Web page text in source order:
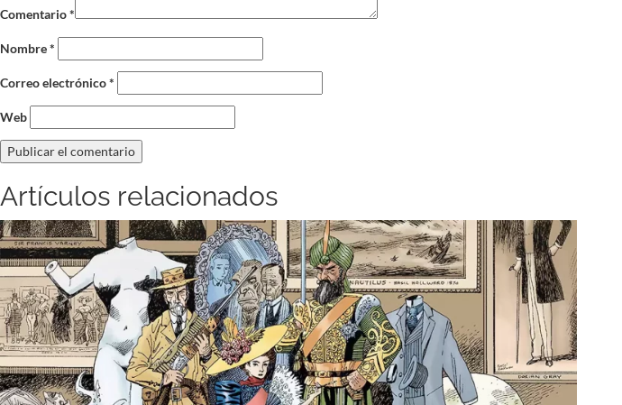
Comentario*
Nombre*
Correo electrónico*
Web
Artículos relacionados